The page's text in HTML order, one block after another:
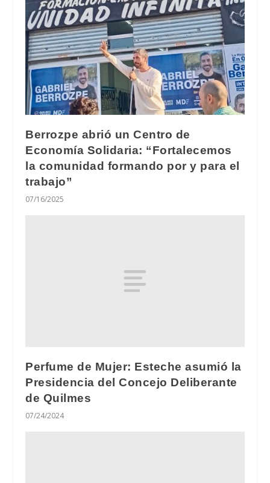
Berrozpe abrió un Centro de
Economía Solidaria: “Fortalecemos
la comunidad formando por y para el
trabajo”
07/16/2025
Perfume de Mujer: Esteche asumió la
Presidencia del Concejo Deliberante
de Quilmes
07/24/2024